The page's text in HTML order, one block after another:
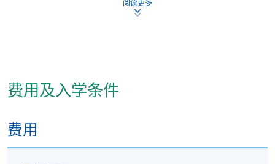
逢周日，10:00am - 5:30pm
阅读更多
费用及入学条件
费用